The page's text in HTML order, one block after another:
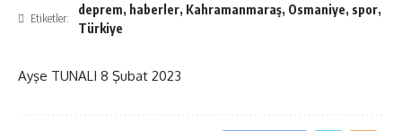
Etiketler:
deprem, haberler, Kahramanmaraş, Osmaniye, spor,
Türkiye
Ayşe TUNALI 8 Şubat 2023